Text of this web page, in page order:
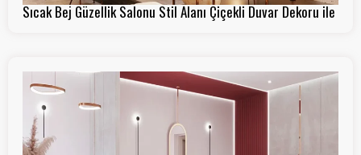
Sıcak Bej Güzellik Salonu Stil Alanı Çiçekli Duvar Dekoru ile